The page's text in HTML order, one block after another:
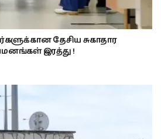
தேசிய சுகாதார
இரத்து !